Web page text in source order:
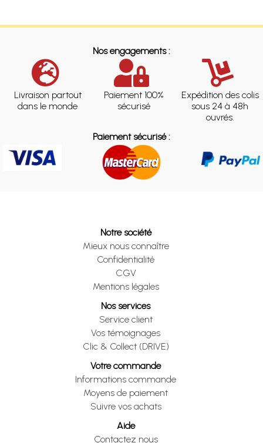
Nos engagements :
Livraison partout
dans le monde
Paiement 100%
sécurisé
Expédition des colis
sous 24 à 48h
ouvrés.
Paiement sécurisé :
Notre société
Mieux nous connaître
Confidentialité
CGV
Mentions légales
Nos services
Service client
Vos témoignages
Clic & Collect (DRIVE)
Votre commande
Informations commande
Moyens de paiement
Suivre vos achats
Aide
Contactez nous